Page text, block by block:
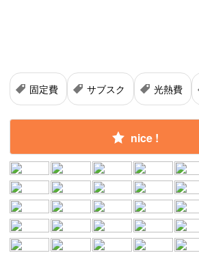
固定費 サブスク 光熱費
nice !